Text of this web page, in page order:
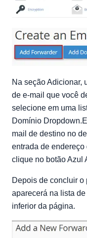
Na seção Adicionar,
de e-mail que você
selecione em uma
Domínio
mail de destino no
entrada de
clique no botão Azul
Depois de concluir
aparecerá na lista
inferior da página.